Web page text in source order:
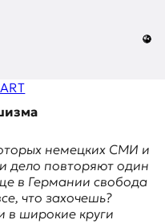
немецких СМИ и
дело повторяют один
в Германии свобода
что захочешь?
в широкие круги